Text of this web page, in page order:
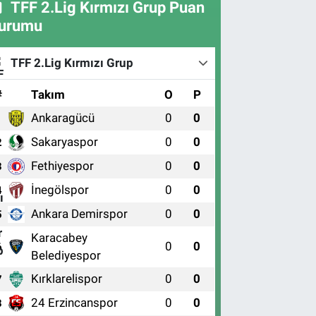
TFF 2.Lig Kırmızı Grup Puan
TFF 2.Lig Kırmızı Grup
Takım O P
Ankaragücü 0 0
Sakaryaspor 0 0
Fethiyespor 0 0
İnegölspor 0 0
Ankara Demirspor 0 0
Karacabey
Belediyespor
0 0
Kırklarelispor 0 0
24 Erzincanspor 0 0